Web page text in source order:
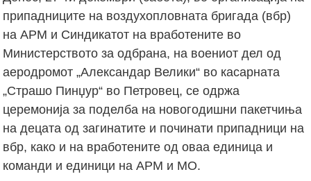
припадниците на воздухопловната бригада (вбр)
на АРМ и Синдикатот на вработените во
Министерството за одбрана, на воениот дел од
аеродромот „Александар Велики“ во касарната
„Страшо Пинџур“ во Петровец, се одржа
церемонија за поделба на новогодишни пакетчиња
на децата од загинатите и починати припадници на
вбр, како и на вработените од оваа единица и
команди и единици на АРМ и МО.